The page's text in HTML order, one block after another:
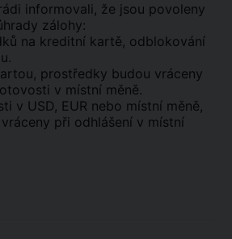
informovali, že jsou povoleny
zálohy:
na kreditní kartě, odblokování
prostředky budou vráceny
v místní měně.
v USD, EUR nebo místní měně,
při odhlášení v místní